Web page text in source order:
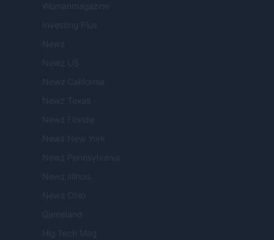
Womanmagazine
Investing Plus
Newz
Newz US
Newz California
Newz Texas
Newz Florida
Newz New York
Newz Pennsylvania
Newz Illinois
Newz Ohio
Gameland
Hig Tech Mag